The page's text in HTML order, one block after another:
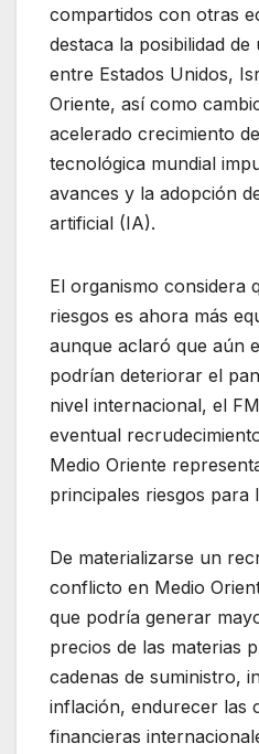
compartidos con otras
destaca la posibilidad
entre Estados Unidos,
Oriente, así como
acelerado crecimiento
tecnológica mundial
avances y la adopción
artificial (IA).
El organismo considera
riesgos es ahora más
aunque aclaró que aún
podrían deteriorar el
nivel internacional, el
eventual
Medio Oriente
principales riesgos para
De materializarse un
conflicto en Medio
que podría generar
precios de las materias
cadenas de suministro,
inflación, endurecer las
financieras